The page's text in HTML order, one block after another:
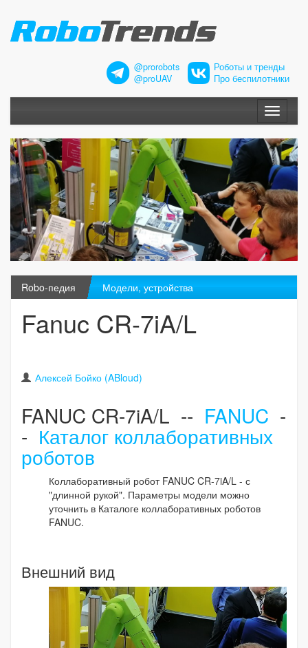
@prorobots
@proUAV
Роботы и тренды
Про беспилотники
Меню
Robo-педия Модели, устройства
Fanuc CR-7iA/L
Алексей Бойко (ABloud)
FANUC CR-7iA/L -- FANUC -
- Каталог коллаборативных
роботов
Коллаборативный робот FANUC CR-7iA/L - с
"длинной рукой". Параметры модели можно
уточнить в Каталоге коллаборативных роботов
FANUC.
Внешний вид